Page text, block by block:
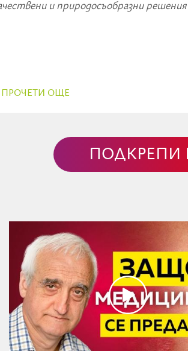
и природосъобразни
ПРОЧЕТИ ОЩЕ
ПОДКРЕПИ